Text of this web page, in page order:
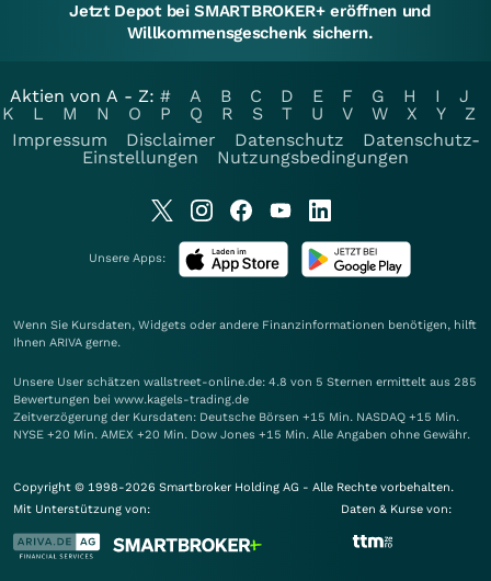
Jetzt Depot bei SMARTBROKER+ eröffnen und
Willkommensgeschenk sichern.
Aktien von A - Z: # A B C D E F G H I
J
K
L M N O P Q R S T U V W X Y
Z
Impressum
Disclaimer Datenschutz
Datenschutz-
Einstellungen
Nutzungsbedingungen
Unsere Apps:
Wenn Sie Kursdaten, Widgets oder andere Finanzinformationen benötigen, hilft
Ihnen ARIVA gerne.
Unsere User schätzen wallstreet-online.de: 4.8 von 5 Sternen ermittelt aus 285
Bewertungen bei www.kagels-trading.de
Zeitverzögerung der Kursdaten: Deutsche Börsen +15 Min. NASDAQ +15 Min.
NYSE +20 Min. AMEX +20 Min. Dow Jones +15 Min. Alle Angaben ohne Gewähr.
Copyright © 1998-2026 Smartbroker Holding AG - Alle Rechte vorbehalten.
Mit Unterstützung von:
Daten & Kurse von: